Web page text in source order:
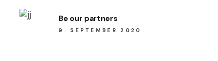
Be our partners
9. SEPTEMBER 2020